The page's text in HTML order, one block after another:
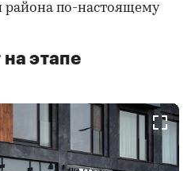
района по-настоящему
этапе